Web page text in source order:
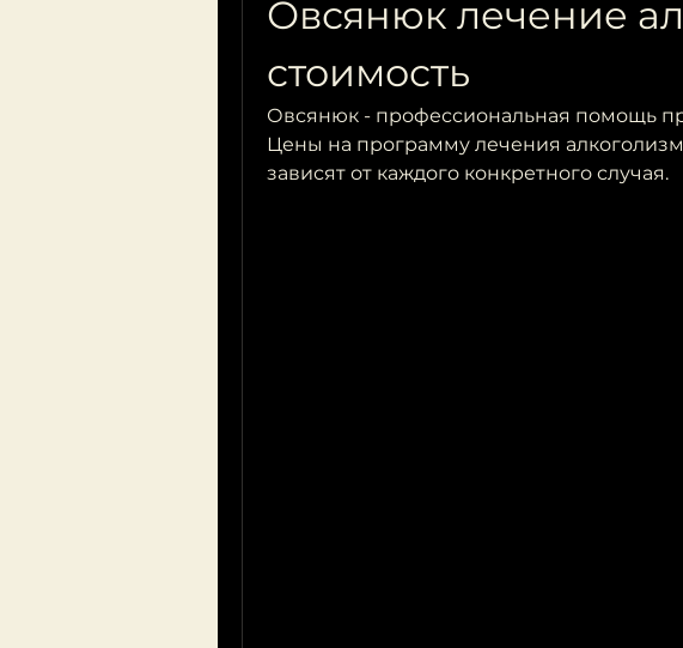
Овсянюк лечение
стоимость
Овсянюк - профессиональная помощь
Цены на программу лечения
зависят от каждого конкретного случая.